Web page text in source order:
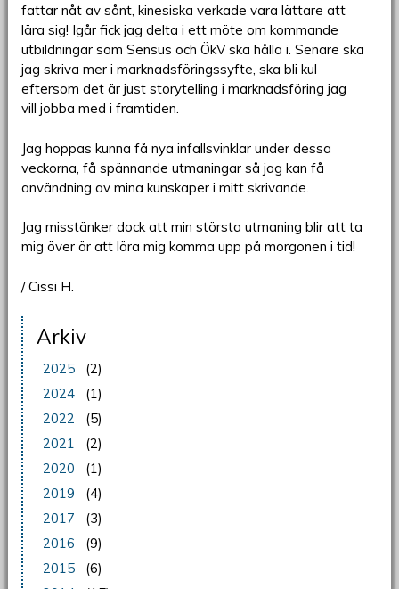
fattar nåt av sånt, kinesiska verkade vara lättare att
lära sig! Igår fick jag delta i ett möte om kommande
utbildningar som Sensus och ÖkV ska hålla i. Senare ska
jag skriva mer i marknadsföringssyfte, ska bli kul
eftersom det är just storytelling i marknadsföring jag
vill jobba med i framtiden.
Jag hoppas kunna få nya infallsvinklar under dessa
veckorna, få spännande utmaningar så jag kan få
användning av mina kunskaper i mitt skrivande.
Jag misstänker dock att min största utmaning blir att ta
mig över är att lära mig komma upp på morgonen i tid!
/ Cissi H.
Arkiv
2025
(2)
2024
(1)
2022
(5)
2021
(2)
2020
(1)
2019
(4)
2017
(3)
2016
(9)
2015
(6)